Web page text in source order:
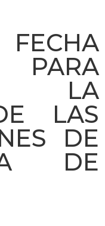
FECHA
LA
LAS
DE
DE